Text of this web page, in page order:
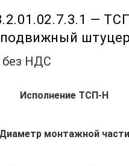
—
подвижный
без НДС
Исполнение ТСП-Н
Диаметр монтажной части